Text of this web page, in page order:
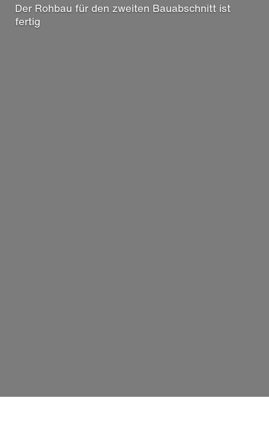
Der Rohbau für den zweiten Bauabschnitt ist
fertig